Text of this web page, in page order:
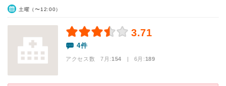
土曜（〜12:00）
3.71
4件
アクセス数 7月:154 | 6月:189